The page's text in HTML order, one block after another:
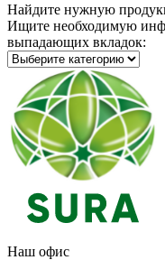
Найдите нужную
Ищите необходимую
выпадающих вкладок:
Наш офис